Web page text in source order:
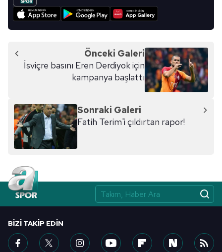
Önceki Galeri
İsviçre basını Eren Derdiyok için
kampanya başlattı
Sonraki Galeri
Fatih Terim'i çıldırtan rapor!
BIZI TAKIP EDIN